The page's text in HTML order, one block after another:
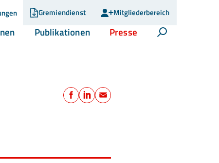
Gremiendienst Mitgliederbereich
(current)Publikationen(current)Presse (current)Suche öffnen
Teilen
Facebook
LinkedIn
E-Mail